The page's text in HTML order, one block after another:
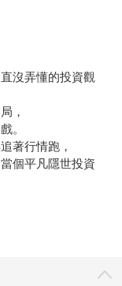
沒弄懂的投資觀
，
。
著行情跑，
個平凡隱世投資